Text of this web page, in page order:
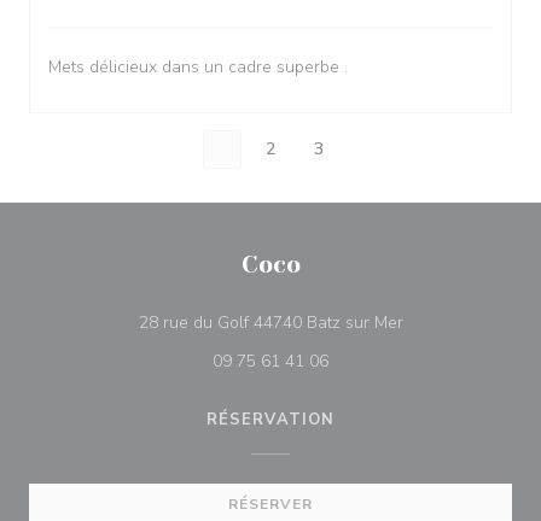
Mets délicieux dans un cadre superbe .
2 3
Coco
28 rue du Golf 44740 Batz sur Mer((ouvre une
09 75 61 41 06
RÉSERVATION
RÉSERVER